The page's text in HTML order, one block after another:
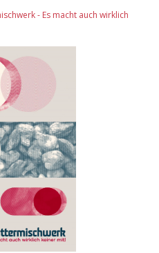
- Es macht auch wirklich